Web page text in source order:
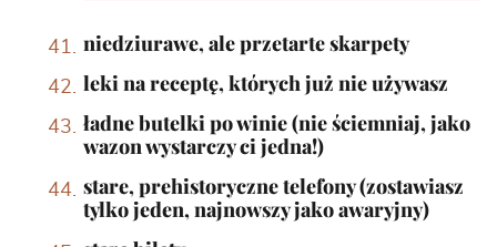
niedziurawe, ale przetarte skarpety
leki na receptę, których już nie używasz
ładne butelki po winie (nie ściemniaj, jako
wazon wystarczy ci jedna!)
stare, prehistoryczne telefony (zostawiasz
tylko jeden, najnowszy jako awaryjny)